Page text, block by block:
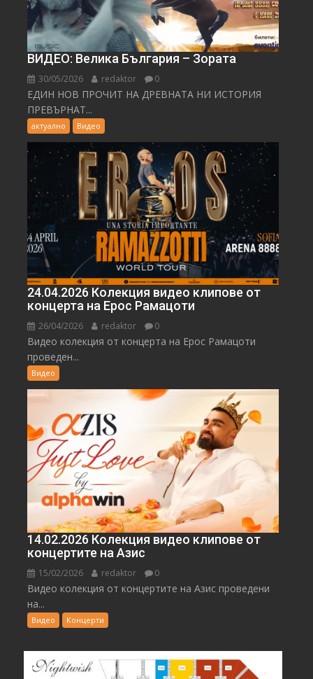
ВИДЕО: Велика България – Зората
30/05/2026 redaktor 0
ЕДИН НОВ ПРОЧИТ НА ДРЕВНАТА НИ ИСТОРИЯ
ПРЕВЪРНАТ...
актуално Видео
24.04.2026 Колекция видео клипове от
концерта на Ерос Рамацоти
26/04/2026 redaktor 0
Видео колекция от концерта на Ерос Рамацоти
проведен...
Видео
14.02.2026 Колекция видео клипове от
концертите на Азис
15/02/2026 redaktor 0
Видео колекция от концертите на Азис проведени
на...
Видео Концерти